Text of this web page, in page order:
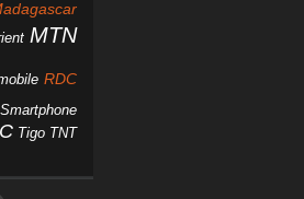
MTN
RDC
Smartphone
Tigo TNT